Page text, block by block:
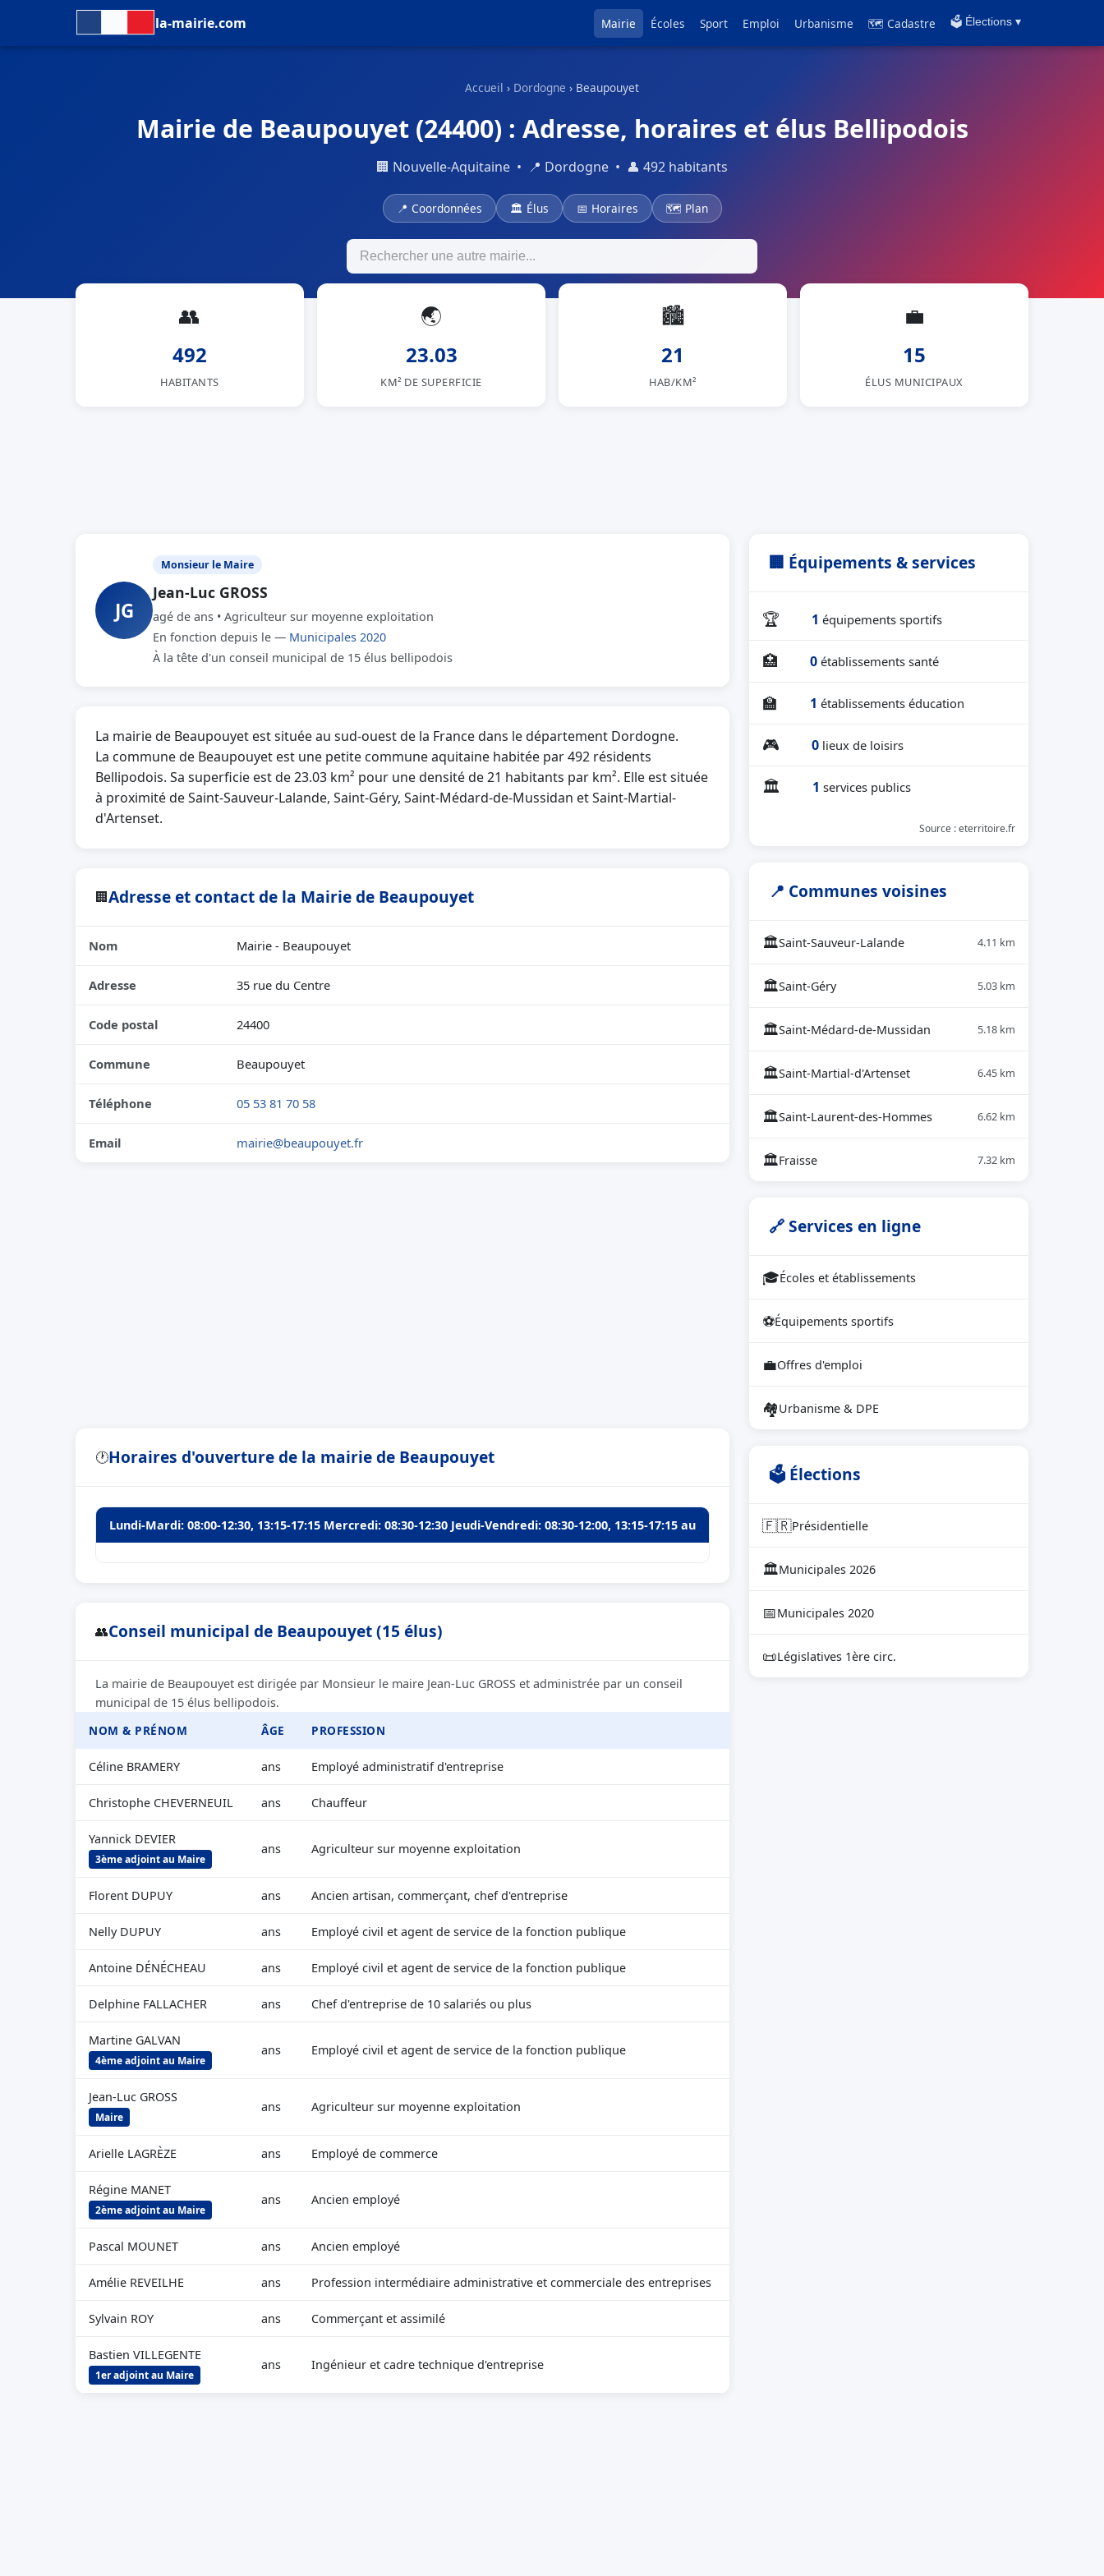
la-mairie.com Mairie Écoles Sport Emploi Urbanisme 🗺 Cadastre 🗳️ Élections ▾
Accueil › Dordogne › Beaupouyet
Mairie de Beaupouyet (24400) : Adresse, horaires et élus Bellipodois
🏢 Nouvelle-Aquitaine • 📍 Dordogne • 👤 492 habitants
📍 Coordonnées 🏛 Élus 📅 Horaires 🗺 Plan
👥
492
HABITANTS
🌏
23.03
KM² DE SUPERFICIE
🏙
21
HAB/KM²
💼
15
ÉLUS MUNICIPAUX
JG
Monsieur le Maire
Jean-Luc GROSS
agé de ans • Agriculteur sur moyenne exploitation
En fonction depuis le — Municipales 2020
À la tête d'un conseil municipal de 15 élus bellipodois
La mairie de Beaupouyet est située au sud-ouest de la France dans le département Dordogne.
La commune de Beaupouyet est une petite commune aquitaine habitée par 492 résidents
Bellipodois. Sa superficie est de 23.03 km² pour une densité de 21 habitants par km². Elle est située
à proximité de Saint-Sauveur-Lalande, Saint-Géry, Saint-Médard-de-Mussidan et Saint-Martial-
d'Artenset.
🏢Adresse et contact de la Mairie de Beaupouyet
Nom Mairie - Beaupouyet
Adresse 35 rue du Centre
Code postal 24400
Commune Beaupouyet
Téléphone 05 53 81 70 58
Email mairie@beaupouyet.fr
🕐Horaires d'ouverture de la mairie de Beaupouyet
Lundi-Mardi: 08:00-12:30, 13:15-17:15 Mercredi: 08:30-12:30 Jeudi-Vendredi: 08:30-12:00, 13:15-17:15 au
👥Conseil municipal de Beaupouyet (15 élus)
La mairie de Beaupouyet est dirigée par Monsieur le maire Jean-Luc GROSS et administrée par un conseil
municipal de 15 élus bellipodois.
NOM & PRÉNOM
ÂGE PROFESSION
Céline BRAMERY ans Employé administratif d'entreprise
Christophe CHEVERNEUIL ans Chauffeur
Yannick DEVIER
3ème adjoint au Maire
ans Agriculteur sur moyenne exploitation
Florent DUPUY ans Ancien artisan, commerçant, chef d'entreprise
Nelly DUPUY ans Employé civil et agent de service de la fonction publique
Antoine DÉNÉCHEAU ans Employé civil et agent de service de la fonction publique
Delphine FALLACHER ans Chef d'entreprise de 10 salariés ou plus
Martine GALVAN
4ème adjoint au Maire
ans Employé civil et agent de service de la fonction publique
Jean-Luc GROSS
Maire
ans Agriculteur sur moyenne exploitation
Arielle LAGRÈZE ans Employé de commerce
Régine MANET
2ème adjoint au Maire
ans Ancien employé
Pascal MOUNET ans Ancien employé
Amélie REVEILHE ans Profession intermédiaire administrative et commerciale des entreprises
Sylvain ROY ans Commerçant et assimilé
Bastien VILLEGENTE
1er adjoint au Maire
ans Ingénieur et cadre technique d'entreprise
🏢 Équipements & services
🏆 1 équipements sportifs
🏥 0 établissements santé
🏫 1 établissements éducation
🎮 0 lieux de loisirs
🏛 1 services publics
Source : eterritoire.fr
📍 Communes voisines
🏛Saint-Sauveur-Lalande 4.11 km
🏛Saint-Géry 5.03 km
🏛Saint-Médard-de-Mussidan 5.18 km
🏛Saint-Martial-d'Artenset 6.45 km
🏛Saint-Laurent-des-Hommes 6.62 km
🏛Fraisse 7.32 km
🔗 Services en ligne
🎓Écoles et établissements
⚽Équipements sportifs
💼Offres d'emploi
🏘Urbanisme & DPE
🗳 Élections
🇫🇷Présidentielle
🏛Municipales 2026
📅Municipales 2020
📜Législatives 1ère circ.